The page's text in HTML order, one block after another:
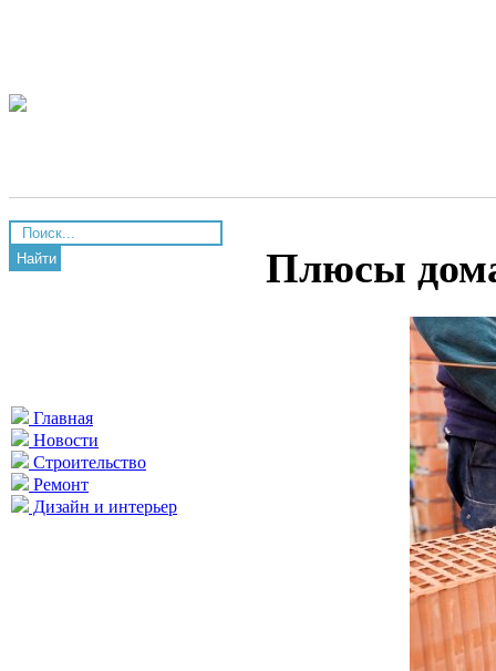
Найти
Главная
Новости
Строительство
Ремонт
Дизайн и интерьер
Плюсы